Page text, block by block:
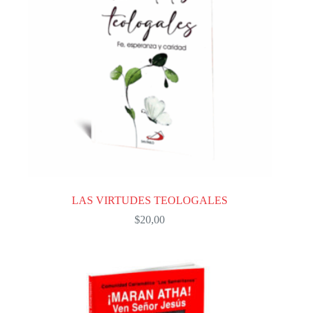
LAS VIRTUDES TEOLOGALES
$20,00